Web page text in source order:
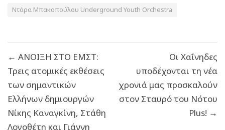
Ντόρα Μπακοπούλου Underground Youth Orchestra
άρθρων
← ΑΝΟΙΞΗ ΣΤΟ ΕΜΣΤ:
Τρεις ατομικές εκθέσεις
των σημαντικών
Ελλήνων δημιουργών
Νίκης Καναγκίνη, Στάθη
Λογοθέτη και Γιάννη
Οι Χαΐνηδες
υποδέχονται τη νέα
χρονιά μας προσκαλούν
στον Σταυρό του Νότου
Plus! →